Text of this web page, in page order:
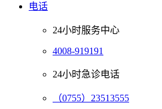
电话
24小时服务中心
4008-919191
24小时急诊电话
（0755）23513555